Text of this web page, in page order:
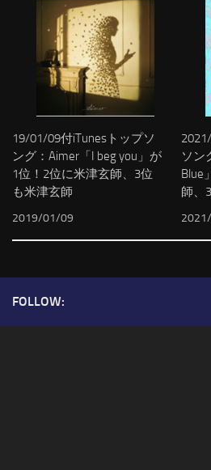
19/01/09付iTunesトップソ
ング：Aimer「I beg you」が
1位！2位に米津玄師、3位
も米津玄師
2019/01/09
ソン
Blue
師、
FOLLOW: